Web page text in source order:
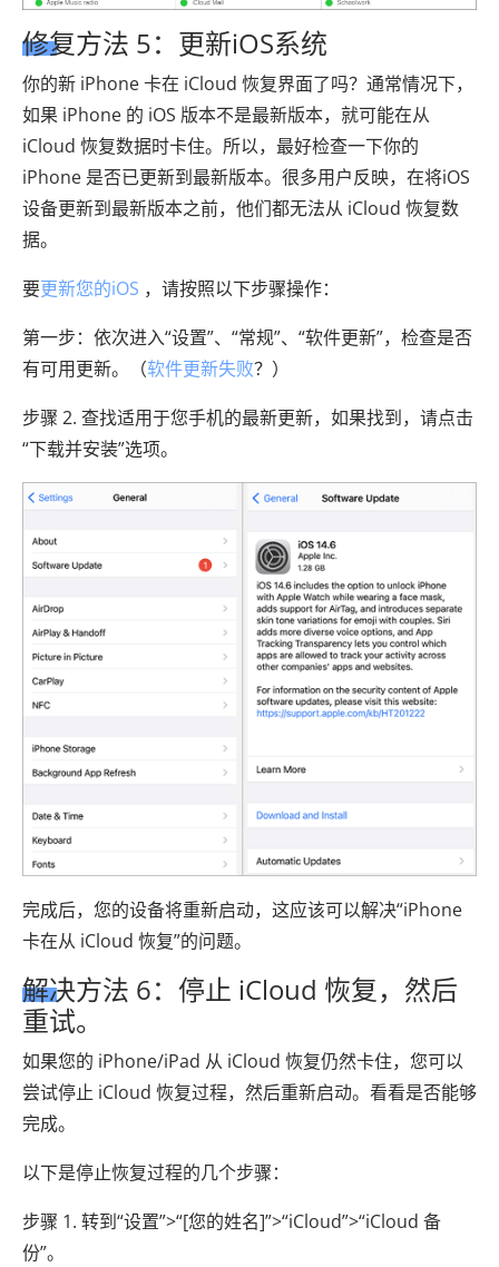
修复方法 5：更新iOS系统
你的新 iPhone 卡在 iCloud 恢复界面了吗？通常情况下，
如果 iPhone 的 iOS 版本不是最新版本，就可能在从
iCloud 恢复数据时卡住。所以，最好检查一下你的
iPhone 是否已更新到最新版本。很多用户反映，在将iOS
设备更新到最新版本之前，他们都无法从 iCloud 恢复数
据。
要更新您的iOS ，请按照以下步骤操作：
第一步：依次进入“设置”、“常规”、“软件更新”，检查是否
有可用更新。（软件更新失败？）
步骤 2. 查找适用于您手机的最新更新，如果找到，请点击
“下载并安装”选项。
完成后，您的设备将重新启动，这应该可以解决“iPhone
卡在从 iCloud 恢复”的问题。
解决方法 6：停止 iCloud 恢复，然后
重试。
如果您的 iPhone/iPad 从 iCloud 恢复仍然卡住，您可以
尝试停止 iCloud 恢复过程，然后重新启动。看看是否能够
完成。
以下是停止恢复过程的几个步骤：
步骤 1. 转到“设置”>“[您的姓名]”>“iCloud”>“iCloud 备
份”。